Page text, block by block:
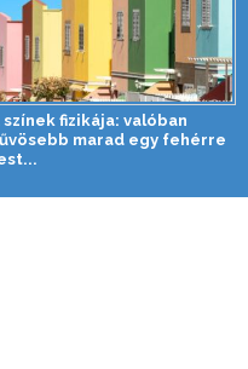
színek fizikája: valóban
marad egy fehérre